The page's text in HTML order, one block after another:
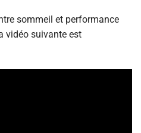
sommeil et performance
vidéo suivante est